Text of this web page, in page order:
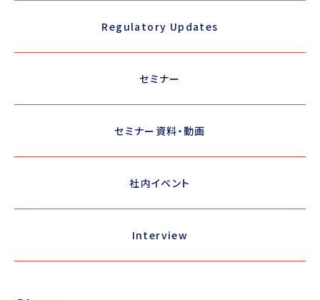
Regulatory Updates
セミナー
セミナー資料・動画
社内イベント
Interview